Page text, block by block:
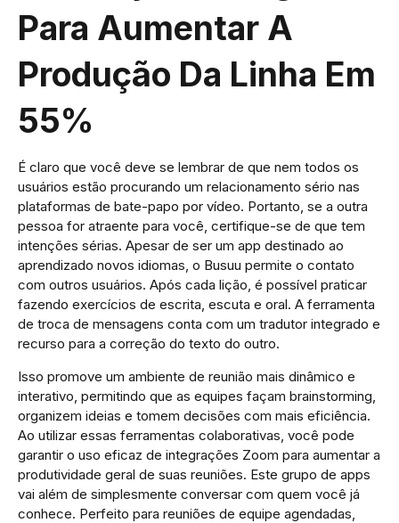
Para Aumentar A
Produção Da Linha Em
55%
É claro que você deve se lembrar de que nem todos os
usuários estão procurando um relacionamento sério nas
plataformas de bate-papo por vídeo. Portanto, se a outra
pessoa for atraente para você, certifique-se de que tem
intenções sérias. Apesar de ser um app destinado ao
aprendizado novos idiomas, o Busuu permite o contato
com outros usuários. Após cada lição, é possível praticar
fazendo exercícios de escrita, escuta e oral. A ferramenta
de troca de mensagens conta com um tradutor integrado e
recurso para a correção do texto do outro.
Isso promove um ambiente de reunião mais dinâmico e
interativo, permitindo que as equipes façam brainstorming,
organizem ideias e tomem decisões com mais eficiência.
Ao utilizar essas ferramentas colaborativas, você pode
garantir o uso eficaz de integrações Zoom para aumentar a
produtividade geral de suas reuniões. Este grupo de apps
vai além de simplesmente conversar com quem você já
conhece. Perfeito para reuniões de equipe agendadas,